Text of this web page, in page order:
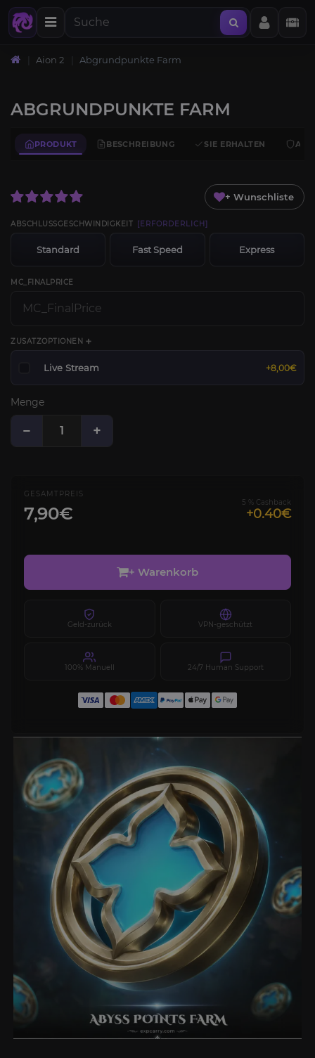
Aion 2 Abgrundpunkte Farm
ABGRUNDPUNKTE FARM
PRODUKT BESCHREIBUNG SIE ERHALTEN
+ Wunschliste
ABSCHLUSSGESCHWINDIGKEIT [ERFORDERLICH]
Standard Fast Speed Express
MC_FINALPRICE
ZUSATZOPTIONEN ➕
Live Stream +8,00€
Menge
− +
GESAMTPREIS
7,90€
5 % Cashback
+0.40€
+ Warenkorb
Geld-zurück VPN-geschützt
100% Manuell 24/7 Human Support